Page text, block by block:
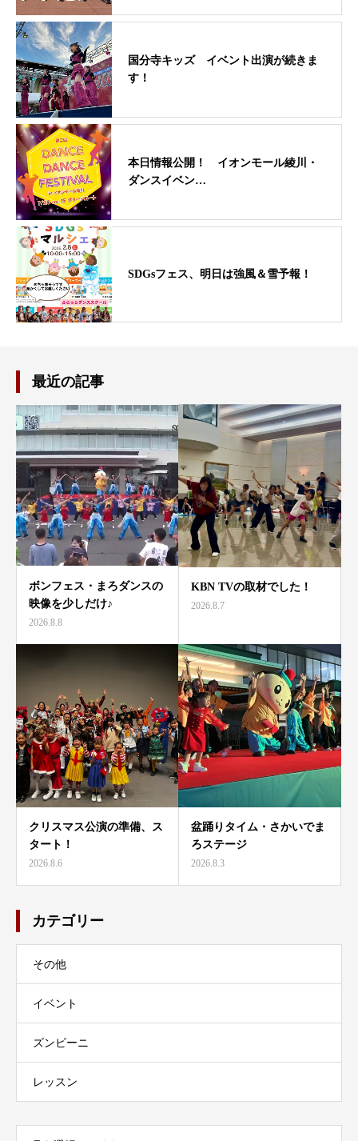
国分寺キッズ イベント出演が続きま
す！
本日情報公開！ イオンモール綾川・
ダンスイベン…
SDGsフェス、明日は強風＆雪予報！
最近の記事
ボンフェス・まろダンスの
映像を少しだけ♪
2026.8.8
KBN TVの取材でした！
2026.8.7
クリスマス公演の準備、ス
タート！
2026.8.6
盆踊りタイム・さかいでま
ろステージ
2026.8.3
カテゴリー
その他
イベント
ズンビーニ
レッスン